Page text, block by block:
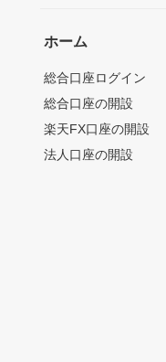
ホーム
総合口座ログイン
総合口座の開設
楽天FX口座の開設
法人口座の開設